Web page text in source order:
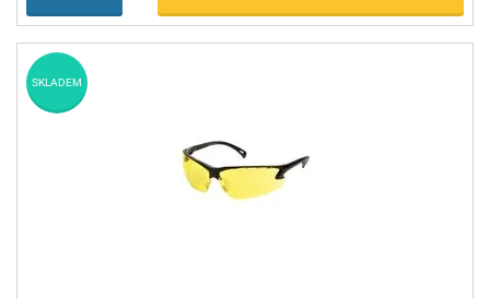
SKLADEM